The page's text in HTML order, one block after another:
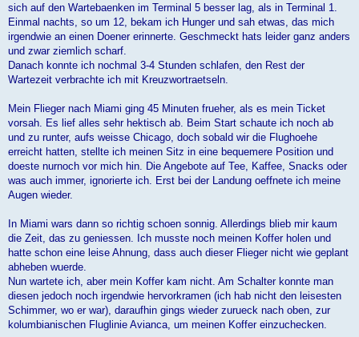
sich auf den Wartebaenken im Terminal 5 besser lag, als in Terminal 1.
Einmal nachts, so um 12, bekam ich Hunger und sah etwas, das mich
irgendwie an einen Doener erinnerte. Geschmeckt hats leider ganz anders
und zwar ziemlich scharf.
Danach konnte ich nochmal 3-4 Stunden schlafen, den Rest der
Wartezeit verbrachte ich mit Kreuzwortraetseln.
Mein Flieger nach Miami ging 45 Minuten frueher, als es mein Ticket
vorsah. Es lief alles sehr hektisch ab. Beim Start schaute ich noch ab
und zu runter, aufs weisse Chicago, doch sobald wir die Flughoehe
erreicht hatten, stellte ich meinen Sitz in eine bequemere Position und
doeste nurnoch vor mich hin. Die Angebote auf Tee, Kaffee, Snacks oder
was auch immer, ignorierte ich. Erst bei der Landung oeffnete ich meine
Augen wieder.
In Miami wars dann so richtig schoen sonnig. Allerdings blieb mir kaum
die Zeit, das zu geniessen. Ich musste noch meinen Koffer holen und
hatte schon eine leise Ahnung, dass auch dieser Flieger nicht wie geplant
abheben wuerde.
Nun wartete ich, aber mein Koffer kam nicht. Am Schalter konnte man
diesen jedoch noch irgendwie hervorkramen (ich hab nicht den leisesten
Schimmer, wo er war), daraufhin gings wieder zurueck nach oben, zur
kolumbianischen Fluglinie Avianca, um meinen Koffer einzuchecken.